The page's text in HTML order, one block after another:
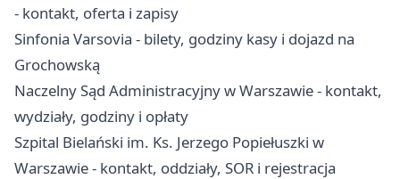
- kontakt, oferta i zapisy
Sinfonia Varsovia - bilety, godziny kasy i dojazd na
Grochowską
Naczelny Sąd Administracyjny w Warszawie - kontakt,
wydziały, godziny i opłaty
Szpital Bielański im. Ks. Jerzego Popiełuszki w
Warszawie - kontakt, oddziały, SOR i rejestracja